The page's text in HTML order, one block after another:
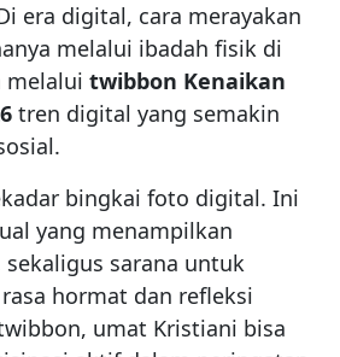
era digital, cara merayakan
melalui ibadah fisik di
melalui twibbon Kenaikan
tren digital yang semakin
bingkai foto digital. Ini
yang menampilkan
sarana untuk
hormat dan refleksi
umat Kristiani bisa